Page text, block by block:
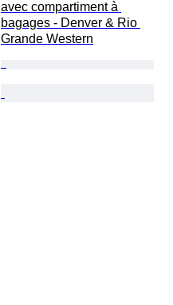
avec compartiment à
bagages - Denver & Rio
Grande Western